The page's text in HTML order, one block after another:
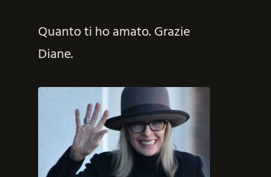
Quanto ti ho amato. Grazie
Diane.